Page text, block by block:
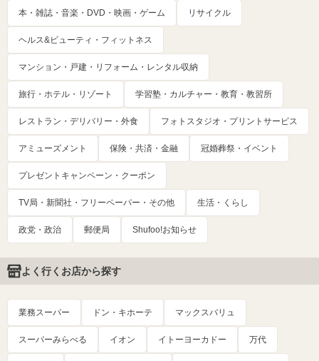
本・雑誌・音楽・DVD・映画・ゲーム リサイクル
ヘルス&ビューティ・フィットネス
マンション・戸建・リフォーム・レンタル収納
旅行・ホテル・リゾート 学習塾・カルチャー・教育・教習所
レストラン・デリバリー・外食 フォトスタジオ・プリントサービス
アミューズメント 保険・共済・金融 冠婚葬祭・イベント
プレゼントキャンペーン・クーポン
TV局・新聞社・フリーペーパー・その他 生活・くらし
政党・政治 郵便局 Shufoo!お知らせ
よく行くお店から探す
業務スーパー ドン・キホーテ マックスバリュ
スーパーみらべる イオン イトーヨーカドー 万代